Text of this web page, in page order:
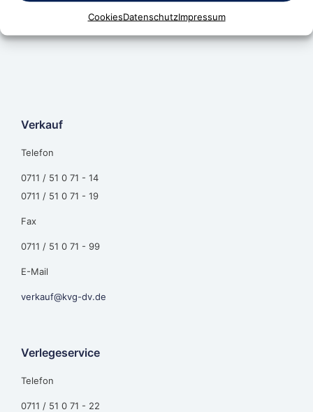
CookiesDatenschutzImpressum
D-70736 Fellbach
Verkauf
Telefon
0711 / 51 0 71 - 14
0711 / 51 0 71 - 19
Fax
0711 / 51 0 71 - 99
E-Mail
verkauf@kvg-dv.de
Verlegeservice
Telefon
0711 / 51 0 71 - 22